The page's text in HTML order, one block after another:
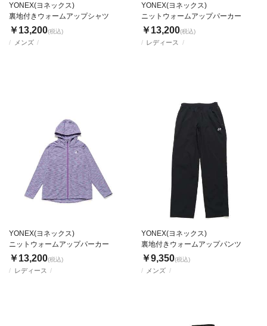
メンズ
YONEX(ヨネックス)
裏地付きウォームアップシャツ
￥13,200(税込)
レディース
YONEX(ヨネックス)
ニットウォームアップパーカー
￥13,200(税込)
レディース
YONEX(ヨネックス)
ニットウォームアップパーカー
￥13,200(税込)
メンズ
YONEX(ヨネックス)
裏地付きウォームアップパンツ
￥9,350(税込)